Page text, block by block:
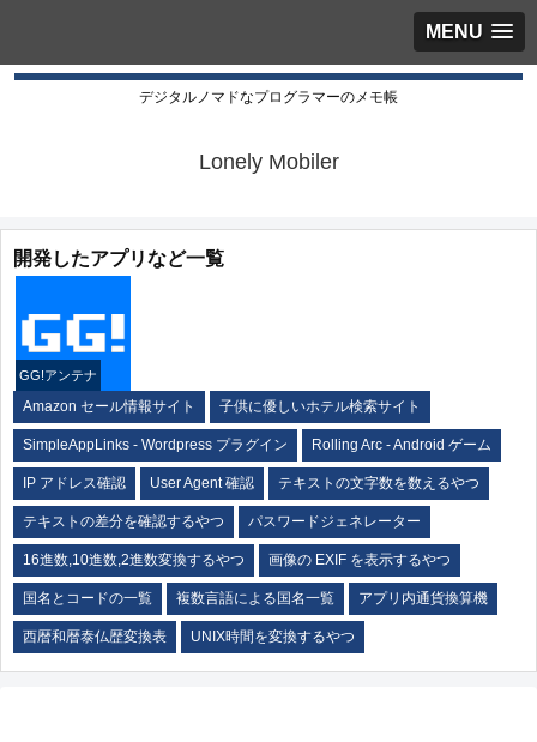
MENU
デジタルノマドなプログラマーのメモ帳
Lonely Mobiler
開発したアプリなど一覧
GG!アンテナ
Amazon セール情報サイト 子供に優しいホテル検索サイト
SimpleAppLinks - Wordpress プラグイン Rolling Arc - Android ゲーム
IP アドレス確認 User Agent 確認 テキストの文字数を数えるやつ
テキストの差分を確認するやつ パスワードジェネレーター
16進数,10進数,2進数変換するやつ 画像の EXIF を表示するやつ
国名とコードの一覧 複数言語による国名一覧 アプリ内通貨換算機
西暦和暦泰仏歴変換表 UNIX時間を変換するやつ